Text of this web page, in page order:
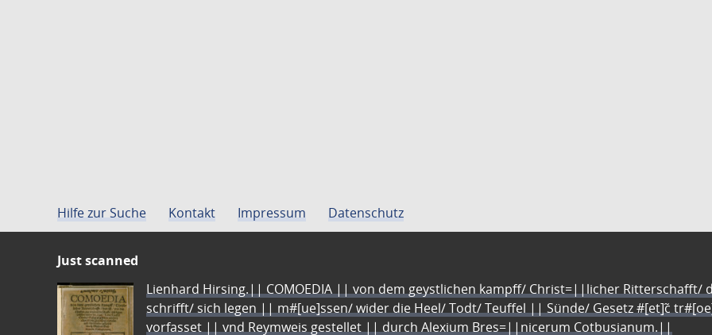
Hilfe zur Suche Kontakt Impressum Datenschutz
Just scanned
Lienhard Hirsing.|| COMOEDIA || von dem geystlichen kampff/ Christ=||licher Ritterschafft/
schrifft/ sich legen || m#[ue]ssen/ wider die Heel/ Todt/ Teuffel || Sünde/ Gesetz #[et]c̃
vorfasset || vnd Reymweis gestellet || durch Alexium Bres=||nicerum Cotbusianum.||